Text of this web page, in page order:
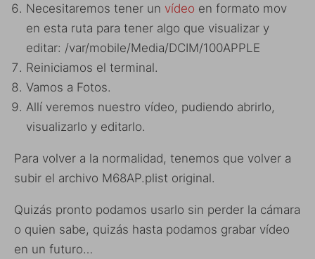
Necesitaremos tener un vídeo en formato mov
en esta ruta para tener algo que visualizar y
editar: /var/mobile/Media/DCIM/100APPLE
Reiniciamos el terminal.
Vamos a Fotos.
Allí veremos nuestro vídeo, pudiendo abrirlo,
visualizarlo y editarlo.
Para volver a la normalidad, tenemos que volver a
subir el archivo M68AP.plist original.
Quizás pronto podamos usarlo sin perder la cámara
o quien sabe, quizás hasta podamos grabar vídeo
en un futuro…